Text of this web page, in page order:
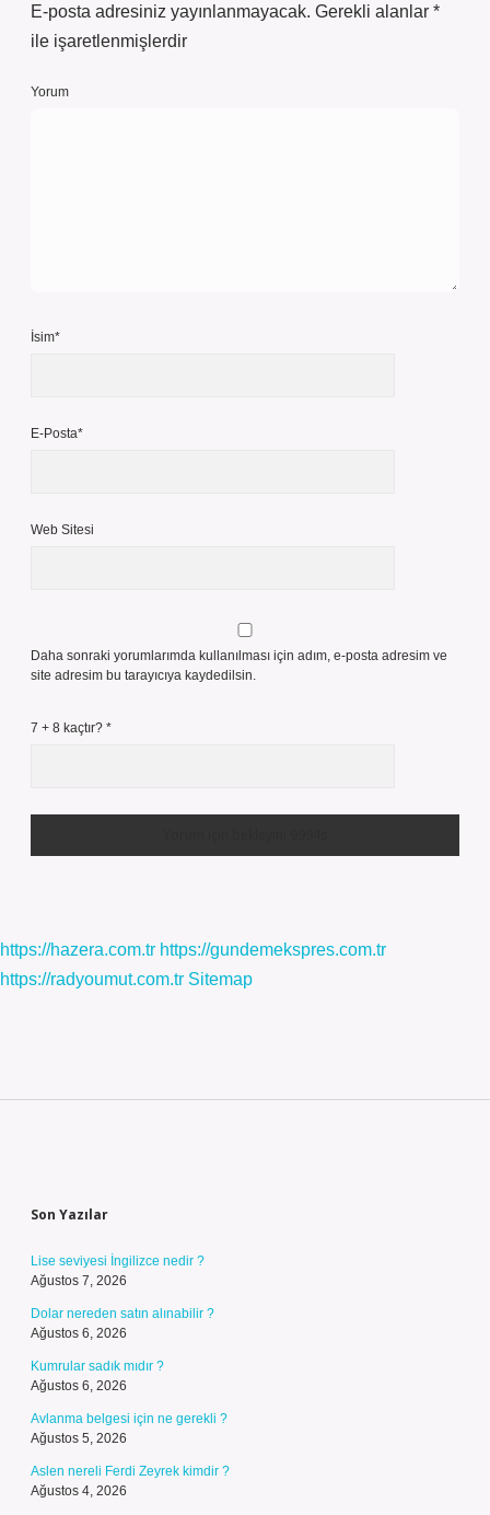
E-posta adresiniz yayınlanmayacak. Gerekli alanlar *
ile işaretlenmişlerdir
Yorum
İsim*
E-Posta*
Web Sitesi
Daha sonraki yorumlarımda kullanılması için adım, e-posta adresim ve
site adresim bu tarayıcıya kaydedilsin.
7 + 8 kaçtır? *
https://hazera.com.tr https://gundemekspres.com.tr
https://radyoumut.com.tr Sitemap
Son Yazılar
Lise seviyesi İngilizce nedir ?
Ağustos 7, 2026
Dolar nereden satın alınabilir ?
Ağustos 6, 2026
Kumrular sadık mıdır ?
Ağustos 6, 2026
Avlanma belgesi için ne gerekli ?
Ağustos 5, 2026
Aslen nereli Ferdi Zeyrek kimdir ?
Ağustos 4, 2026